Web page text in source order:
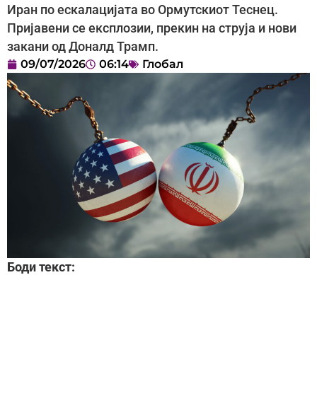
Иран по ескалацијата во Ормутскиот Теснец.
Пријавени се експлозии, прекин на струја и нови
закани од Доналд Трамп.
09/07/2026 06:14 Глобал
Боди текст: